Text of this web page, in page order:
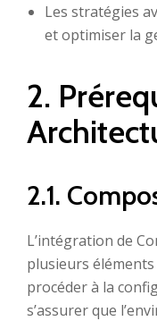
Les stratégies
et optimiser la
2.
2.1.
L’intégration de
plusieurs
procéder à la
s’assurer que